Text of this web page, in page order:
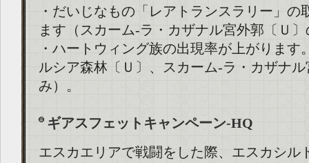
・だいじなもの「レアトランスラリー」の
ます（スカーム-ラ・カザナル宮外郭〔Ｕ
・ハートウィング族の出現率が上がります
ルシア森林〔Ｕ〕、スカーム-ラ・カザナ
み）。
ギアスフェットキャンペーン-HQ
エスカエリアで戦闘をした際、エスカシル